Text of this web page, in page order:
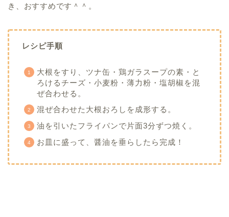
き、おすすめです＾＾。
レシピ手順
大根をすり、ツナ缶・鶏ガラスープの素・と
ろけるチーズ・小麦粉・薄力粉・塩胡椒を混
ぜ合わせる。
混ぜ合わせた大根おろしを成形する。
油を引いたフライパンで片面3分ずつ焼く。
お皿に盛って、醤油を垂らしたら完成！